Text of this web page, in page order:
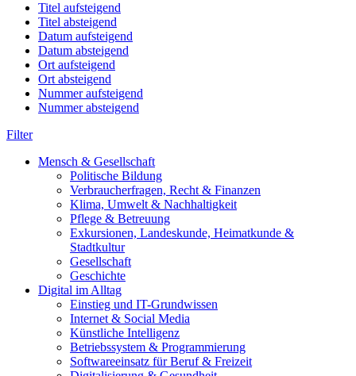
Titel aufsteigend
Titel absteigend
Datum aufsteigend
Datum absteigend
Ort aufsteigend
Ort absteigend
Nummer aufsteigend
Nummer absteigend
Filter
Mensch & Gesellschaft
Politische Bildung
Verbraucherfragen, Recht & Finanzen
Klima, Umwelt & Nachhaltigkeit
Pflege & Betreuung
Exkursionen, Landeskunde, Heimatkunde &
Stadtkultur
Gesellschaft
Geschichte
Digital im Alltag
Einstieg und IT-Grundwissen
Internet & Social Media
Künstliche Intelligenz
Betriebssystem & Programmierung
Softwareeinsatz für Beruf & Freizeit